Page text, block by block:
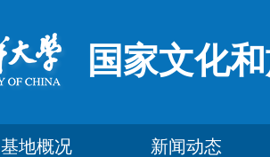
国家文化
基地概况 新闻动态